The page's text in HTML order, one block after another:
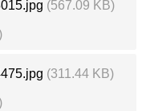
(567.09 KB)
(311.44 KB)